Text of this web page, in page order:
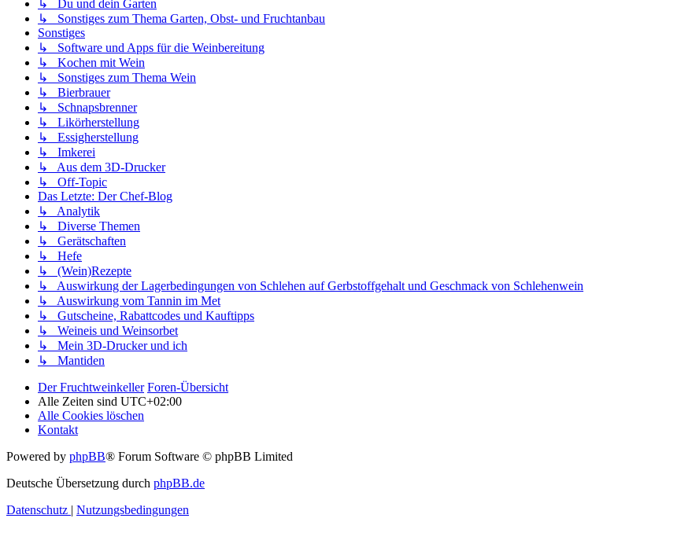
↳ Du und dein Garten
↳ Sonstiges zum Thema Garten, Obst- und Fruchtanbau
Sonstiges
↳ Software und Apps für die Weinbereitung
↳ Kochen mit Wein
↳ Sonstiges zum Thema Wein
↳ Bierbrauer
↳ Schnapsbrenner
↳ Likörherstellung
↳ Essigherstellung
↳ Imkerei
↳ Aus dem 3D-Drucker
↳ Off-Topic
Das Letzte: Der Chef-Blog
↳ Analytik
↳ Diverse Themen
↳ Gerätschaften
↳ Hefe
↳ (Wein)Rezepte
↳ Auswirkung der Lagerbedingungen von Schlehen auf Gerbstoffgehalt und Geschmack von Schlehenwein
↳ Auswirkung vom Tannin im Met
↳ Gutscheine, Rabattcodes und Kauftipps
↳ Weineis und Weinsorbet
↳ Mein 3D-Drucker und ich
↳ Mantiden
Der Fruchtweinkeller Foren-Übersicht
Alle Zeiten sind UTC+02:00
Alle Cookies löschen
Kontakt
Powered by phpBB® Forum Software © phpBB Limited
Deutsche Übersetzung durch phpBB.de
Datenschutz
Nutzungsbedingungen